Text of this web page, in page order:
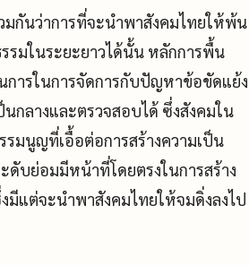
มกันว่าการที่จะนำพาสังคมไทยให้พ้น
รมในระยะยาวได้นั้น หลักการพื้น
การในการจัดการกับปัญหาข้อขัดแย้ง
กลางและตรวจสอบได้ ซึ่งสังคมใน
มนูญที่เอื้อต่อการสร้างความเป็น
บย่อมมีหน้าที่โดยตรงในการสร้าง
แต่จะนำพาสังคมไทยให้จมดิ่งลงไป